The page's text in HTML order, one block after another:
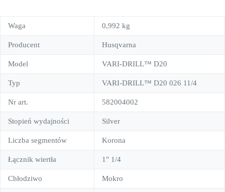
Waga 0,992 kg
Producent Husqvarna
Model VARI-DRILL™ D20
Typ VARI-DRILL™ D20 026 11/4
Nr art. 582004002
Stopień wydajności Silver
Liczba segmentów Korona
Łącznik wiertła 1" 1/4
Chłodziwo Mokro